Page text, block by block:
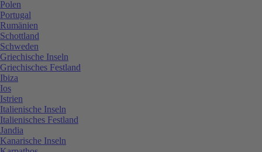
Polen
Portugal
Rumänien
Schottland
Schweden
Griechische Inseln
Griechisches Festland
Ibiza
Ios
Istrien
Italienische Inseln
Italienisches Festland
Jandia
Kanarische Inseln